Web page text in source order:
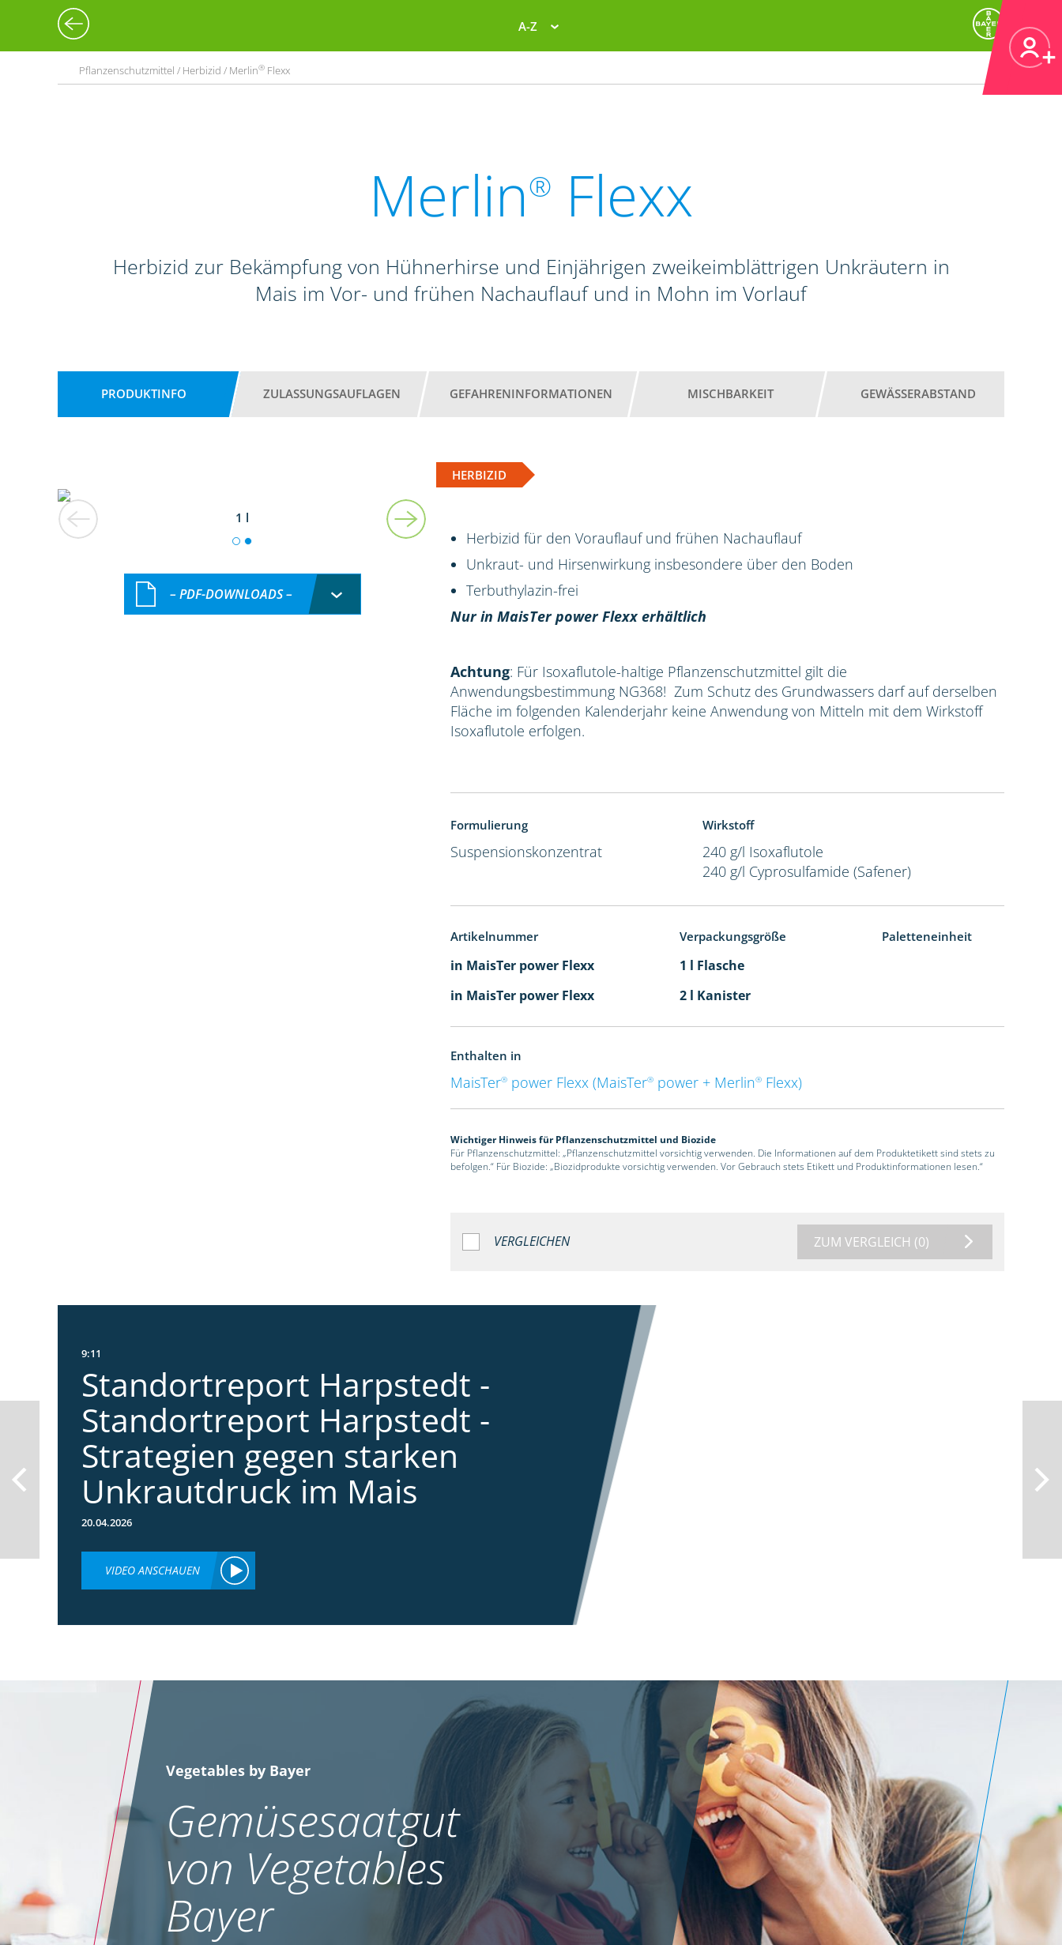
A-Z
Pflanzenschutzmittel / Herbizid / Merlin® Flexx
Merlin® Flexx
Herbizid zur Bekämpfung von Hühnerhirse und Einjährigen zweikeimblättrigen Unkräutern in
Mais im Vor- und frühen Nachauflauf und in Mohn im Vorlauf
PRODUKTINFO ZULASSUNGSAUFLAGEN GEFAHRENINFORMATIONEN MISCHBARKEIT GEWÄSSERABSTAND
HERBIZID
1 l
– PDF-DOWNLOADS –
Herbizid für den Vorauflauf und frühen Nachauflauf
Unkraut- und Hirsenwirkung insbesondere über den Boden
Terbuthylazin-frei
Nur in MaisTer power Flexx erhältlich
Achtung: Für Isoxaflutole-haltige Pflanzenschutzmittel gilt die
Anwendungsbestimmung NG368! Zum Schutz des Grundwassers darf auf derselben
Fläche im folgenden Kalenderjahr keine Anwendung von Mitteln mit dem Wirkstoff
Isoxaflutole erfolgen.
Formulierung
Suspensionskonzentrat
Wirkstoff
240 g/l Isoxaflutole
240 g/l Cyprosulfamide (Safener)
Artikelnummer Verpackungsgröße Paletteneinheit
in MaisTer power Flexx
1 l Flasche
in MaisTer power Flexx
2 l Kanister
Enthalten in
MaisTer® power Flexx (MaisTer® power + Merlin® Flexx)
Wichtiger Hinweis für Pflanzenschutzmittel und Biozide
Für Pflanzenschutzmittel: „Pflanzenschutzmittel vorsichtig verwenden. Die Informationen auf dem Produktetikett sind stets zu
befolgen.“ Für Biozide: „Biozidprodukte vorsichtig verwenden. Vor Gebrauch stets Etikett und Produktinformationen lesen.“
VERGLEICHEN ZUM VERGLEICH (0)
9:11
Standortreport Harpstedt -
Standortreport Harpstedt -
Strategien gegen starken
Unkrautdruck im Mais
20.04.2026
VIDEO ANSCHAUEN
Vegetables by Bayer
Gemüsesaatgut
von Vegetables
Bayer